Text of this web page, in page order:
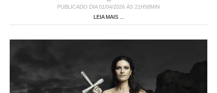
PUBLICADO DIA 01/04/2026 ÀS 21H58MIN
LEIA MAIS ...